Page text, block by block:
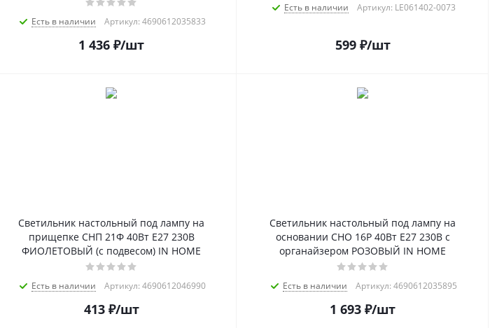
Есть в наличии Артикул: 4690612035833
1 436 ₽/шт
Есть в наличии Артикул: LE061402-0073
599₽/шт
Светильник настольный под лампу на
прищепке СНП 21Ф 40Вт E27 230В
ФИОЛЕТОВЫЙ (с подвесом) IN HOME
Есть в наличии Артикул: 4690612046990
413₽/шт
Светильник настольный под лампу на
основании СНО 16Р 40Вт E27 230В с
органайзером РОЗОВЫЙ IN HOME
Есть в наличии Артикул: 4690612035895
1 693 ₽/шт